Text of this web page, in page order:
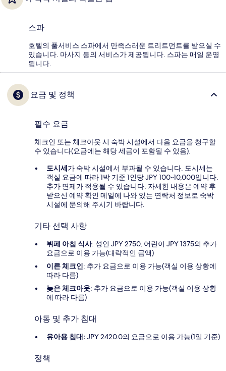
스파
호텔의 풀서비스 스파에서 만족스러운 트리트먼트를 받으실 수
있습니다. 마사지 등의 서비스가 제공됩니다. 스파는 매일 운영
됩니다.
요금 및 정책
필수 요금
체크인 또는 체크아웃 시 숙박 시설에서 다음 요금을 청구할
수 있습니다(요금에는 해당 세금이 포함될 수 있음).
도시세가 숙박 시설에서 부과될 수 있습니다. 도시세는
객실 요금에 따라 1박 기준 1인당 JPY 100~10,000입니다.
추가 면제가 적용될 수 있습니다. 자세한 내용은 예약 후
받으신 예약 확인 메일에 나와 있는 연락처 정보로 숙박
시설에 문의해 주시기 바랍니다.
기타 선택 사항
뷔페 아침 식사: 성인 JPY 2750, 어린이 JPY 1375의 추가
요금으로 이용 가능(대략적인 금액)
이른 체크인: 추가 요금으로 이용 가능(객실 이용 상황에
따라 다름)
늦은 체크아웃: 추가 요금으로 이용 가능(객실 이용 상황
에 따라 다름)
아동 및 추가 침대
유아용 침대: JPY 2420.0의 요금으로 이용 가능(1일 기준)
정책